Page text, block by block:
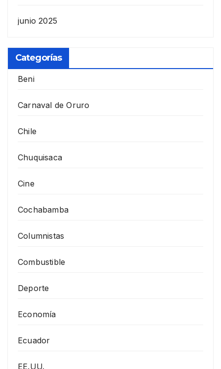
junio 2025
Categorías
Beni
Carnaval de Oruro
Chile
Chuquisaca
Cine
Cochabamba
Columnistas
Combustible
Deporte
Economía
Ecuador
EE.UU.